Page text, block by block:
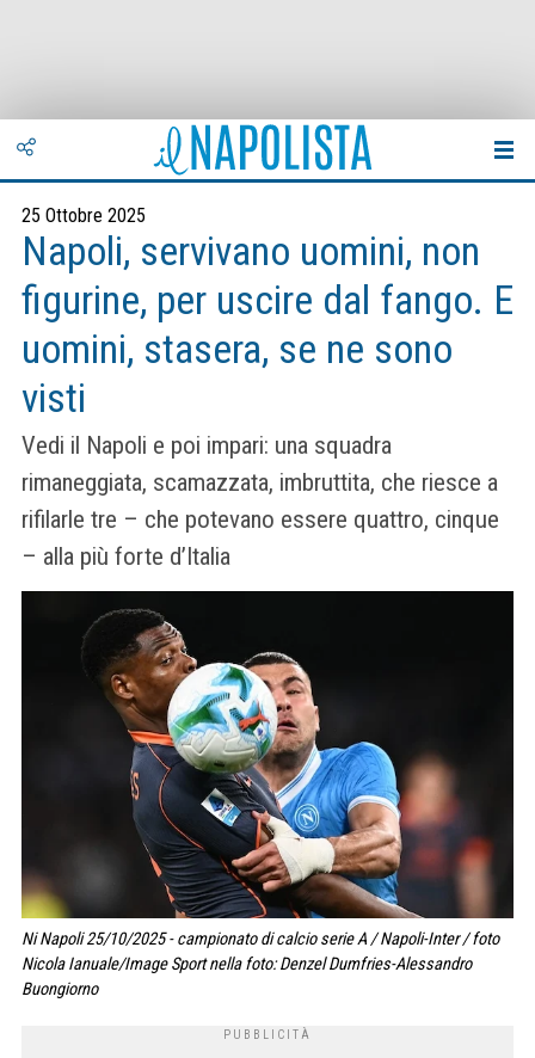
25 Ottobre 2025
Napoli, servivano uomini, non
figurine, per uscire dal fango. E
uomini, stasera, se ne sono
visti
Vedi il Napoli e poi impari: una squadra
rimaneggiata, scamazzata, imbruttita, che riesce a
rifilarle tre – che potevano essere quattro, cinque
– alla più forte d’Italia
Ni Napoli 25/10/2025 - campionato di calcio serie A / Napoli-Inter / foto
Nicola Ianuale/Image Sport nella foto: Denzel Dumfries-Alessandro
Buongiorno